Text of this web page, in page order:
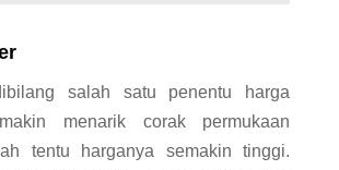
salah satu penentu harga
menarik corak permukaan
tentu harganya semakin tinggi.